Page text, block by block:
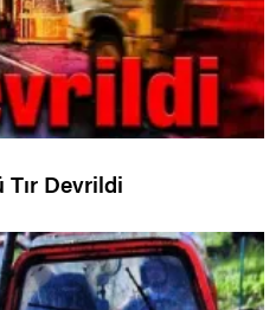
Tır Devrildi